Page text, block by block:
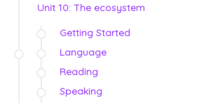
Unit 10: The ecosystem
Getting Started
Language
Reading
Speaking